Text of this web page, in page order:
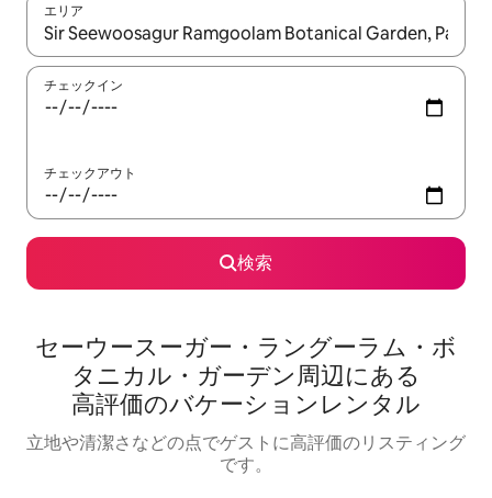
エリア
検索結果が表示されたら、上下の矢印キーを使って移動するか
チェックイン
チェックアウト
検索
セーウースーガー・ラングーラム・ボ
タニカル・ガーデン⁠周⁠辺⁠に⁠あ⁠る
高⁠評⁠価⁠のバ⁠ケ⁠ー⁠シ⁠ョ⁠ン⁠レ⁠ン⁠タ⁠ル
立地や清潔さなどの点でゲストに高評価のリスティング
です。